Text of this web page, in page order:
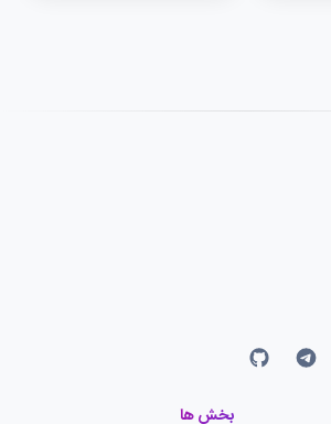
بخش ها